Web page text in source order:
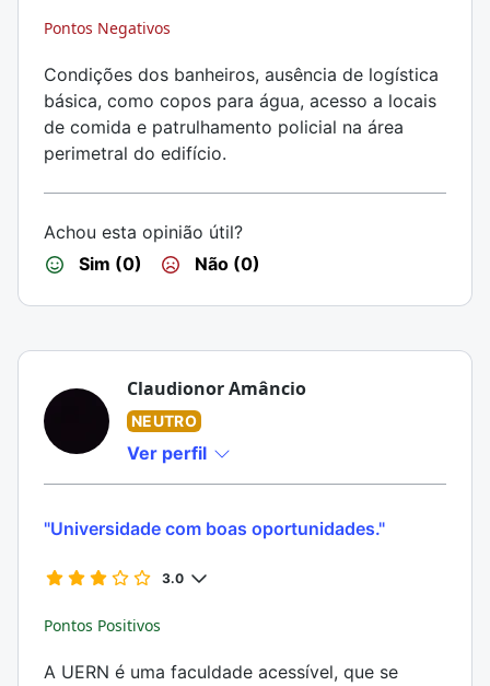
Pontos Negativos
Condições dos banheiros, ausência de logística
básica, como copos para água, acesso a locais
de comida e patrulhamento policial na área
perimetral do edifício.
Achou esta opinião útil?
Sim (0)
Não (0)
Claudionor Amâncio
NEUTRO
Ver perfil
"Universidade com boas oportunidades."
3.0
Pontos Positivos
A UERN é uma faculdade acessível, que se